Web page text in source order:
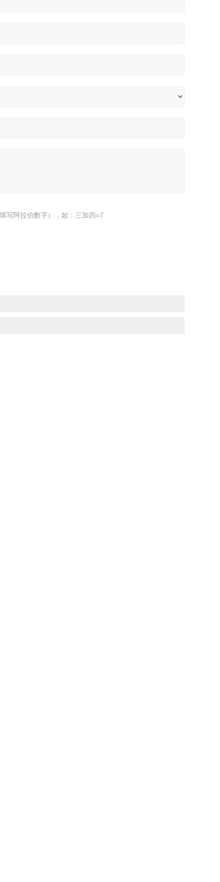
写阿拉伯数字），如：三加四=7